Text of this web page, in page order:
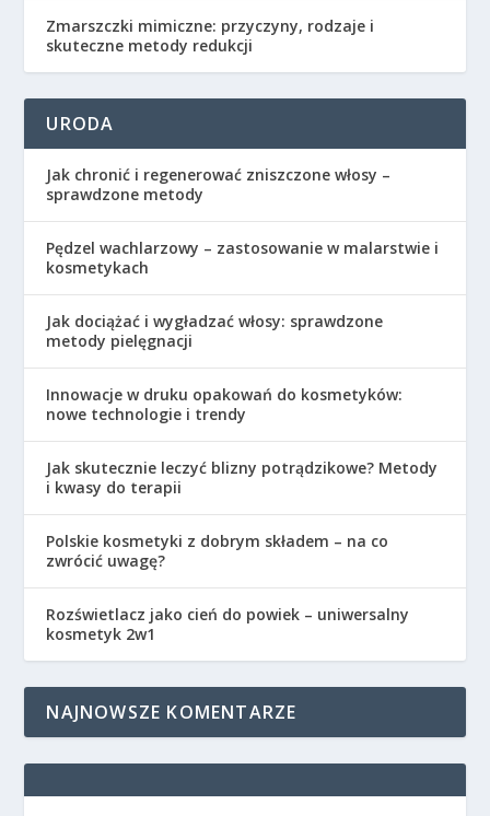
Zmarszczki mimiczne: przyczyny, rodzaje i
skuteczne metody redukcji
URODA
Jak chronić i regenerować zniszczone włosy –
sprawdzone metody
Pędzel wachlarzowy – zastosowanie w malarstwie i
kosmetykach
Jak dociążać i wygładzać włosy: sprawdzone
metody pielęgnacji
Innowacje w druku opakowań do kosmetyków:
nowe technologie i trendy
Jak skutecznie leczyć blizny potrądzikowe? Metody
i kwasy do terapii
Polskie kosmetyki z dobrym składem – na co
zwrócić uwagę?
Rozświetlacz jako cień do powiek – uniwersalny
kosmetyk 2w1
NAJNOWSZE KOMENTARZE